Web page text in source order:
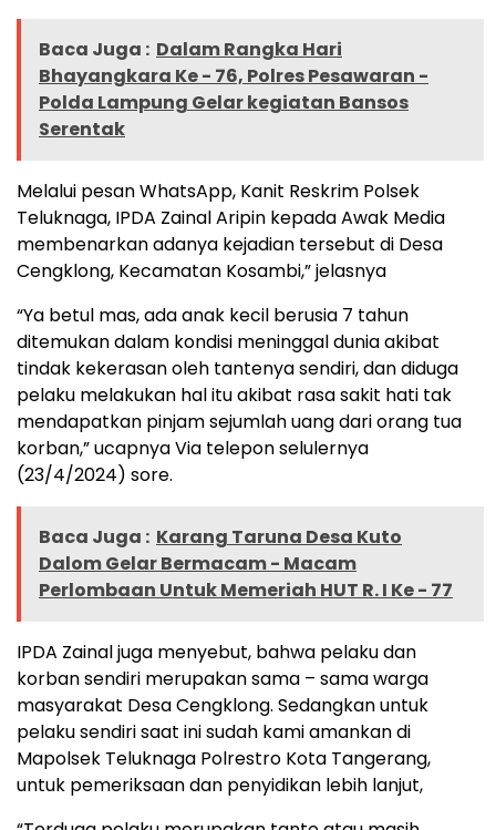
Baca Juga : Dalam Rangka Hari
Bhayangkara Ke - 76, Polres Pesawaran -
Polda Lampung Gelar kegiatan Bansos
Serentak
Melalui pesan WhatsApp, Kanit Reskrim Polsek
Teluknaga, IPDA Zainal Aripin kepada Awak Media
membenarkan adanya kejadian tersebut di Desa
Cengklong, Kecamatan Kosambi,” jelasnya
“Ya betul mas, ada anak kecil berusia 7 tahun
ditemukan dalam kondisi meninggal dunia akibat
tindak kekerasan oleh tantenya sendiri, dan diduga
pelaku melakukan hal itu akibat rasa sakit hati tak
mendapatkan pinjam sejumlah uang dari orang tua
korban,” ucapnya Via telepon selulernya
(23/4/2024) sore.
Baca Juga : Karang Taruna Desa Kuto
Dalom Gelar Bermacam - Macam
Perlombaan Untuk Memeriah HUT R. I Ke - 77
IPDA Zainal juga menyebut, bahwa pelaku dan
korban sendiri merupakan sama – sama warga
masyarakat Desa Cengklong. Sedangkan untuk
pelaku sendiri saat ini sudah kami amankan di
Mapolsek Teluknaga Polrestro Kota Tangerang,
untuk pemeriksaan dan penyidikan lebih lanjut,